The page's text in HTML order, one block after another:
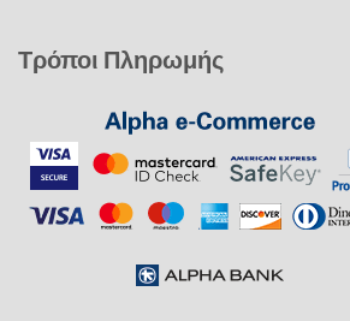
Τρόποι Πληρωμής